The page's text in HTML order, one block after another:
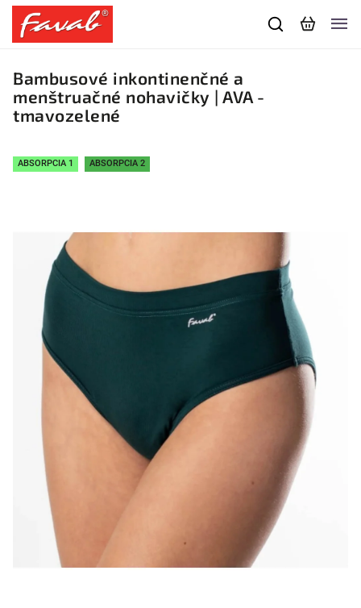
Bambusové inkontinenčné a
menštruačné nohavičky | AVA -
tmavozelené
ABSORPCIA 1 ABSORPCIA 2